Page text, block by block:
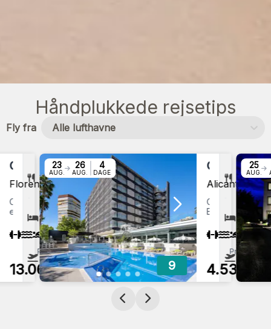
Håndplukkede rejsetips
Fly fra Alle lufthavne